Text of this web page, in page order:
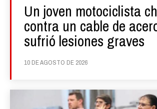
Un joven motociclista
contra un cable de
sufrió lesiones graves
10 DE AGOSTO DE 2026